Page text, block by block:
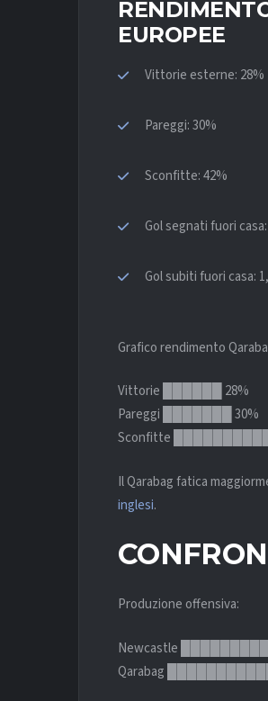
EUROPEE
Vittorie esterne: 28%
Pareggi: 30%
Sconfitte: 42%
Gol segnati fuori
Gol subiti fuori casa:
Grafico rendimento
Vittorie ██████ 28%
Pareggi ███████ 30%
Sconfitte
Il Qarabag fatica
inglesi.
Produzione offensiva:
Newcastle
Qarabag